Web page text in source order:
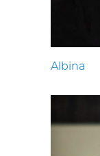
Albina